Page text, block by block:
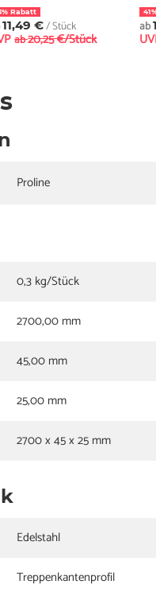
Rabatt
11,49 €/ Stück
ab20,25 €/Stück
ab
Proline
0,3 kg/Stück
2700,00 mm
45,00 mm
25,00 mm
2700 x 45 x 25 mm
Edelstahl
Treppenkantenprofil